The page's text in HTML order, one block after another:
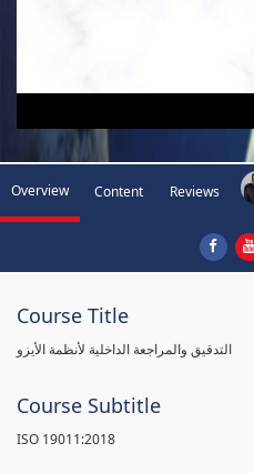
Overview Content Reviews
Course Title
التدقيق والمراجعة الداخلية لأنظمة الأيزو
Course Subtitle
ISO 19011:2018